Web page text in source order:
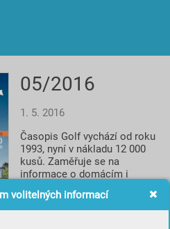
volitelných informací
05/2016
1. 5. 2016
Časopis Golf vychází od roku
1993, nyní v nákladu 12 000
kusů. Zaměřuje se na
informace o domácím i
rozhovory a profily, testy
vybavení, informace o